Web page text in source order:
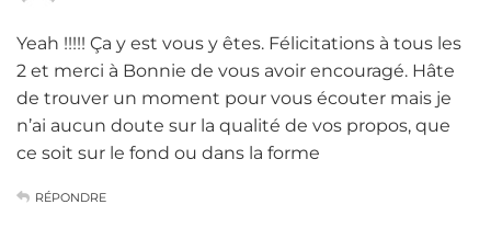
Yeah !!!!! Ça y est vous y êtes. Félicitations à tous les
2 et merci à Bonnie de vous avoir encouragé. Hâte
de trouver un moment pour vous écouter mais je
n’ai aucun doute sur la qualité de vos propos, que
ce soit sur le fond ou dans la forme
RÉPONDRE